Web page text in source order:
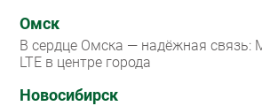
Омск
В сердце Омска — надёжная связь:
LTE в центре города
Новосибирск